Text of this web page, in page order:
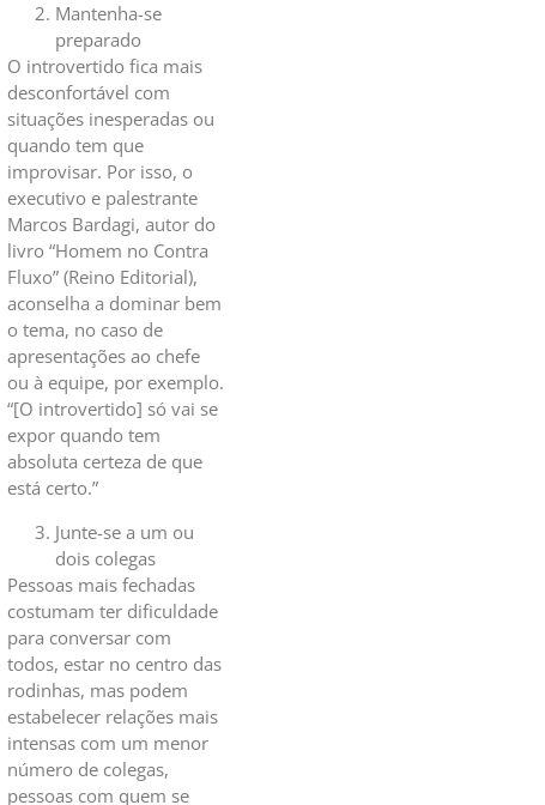
Mantenha-se
preparado
O introvertido fica mais
desconfortável com
situações inesperadas ou
quando tem que
improvisar. Por isso, o
executivo e palestrante
Marcos Bardagi, autor do
livro “Homem no Contra
Fluxo” (Reino Editorial),
aconselha a dominar bem
o tema, no caso de
apresentações ao chefe
ou à equipe, por exemplo.
“[O introvertido] só vai se
expor quando tem
absoluta certeza de que
está certo.”
Junte-se a um ou
dois colegas
Pessoas mais fechadas
costumam ter dificuldade
para conversar com
todos, estar no centro das
rodinhas, mas podem
estabelecer relações mais
intensas com um menor
número de colegas,
pessoas com quem se